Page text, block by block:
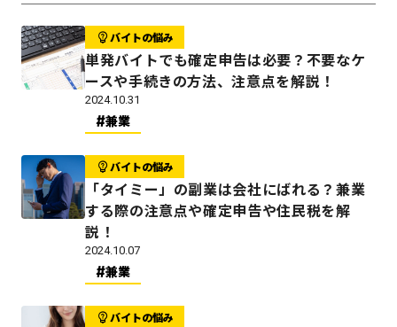
バイトの悩み
単発バイトでも確定申告は必要？不要なケ
ースや手続きの方法、注意点を解説！
2024.10.31
兼業
バイトの悩み
「タイミー」の副業は会社にばれる？兼業
する際の注意点や確定申告や住民税を解
説！
2024.10.07
兼業
バイトの悩み